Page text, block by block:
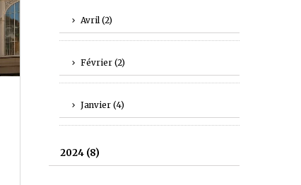
Avril (2)
Février (2)
Janvier (4)
2024 (8)